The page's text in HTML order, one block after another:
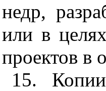
недр,
или в
проектов в
15.